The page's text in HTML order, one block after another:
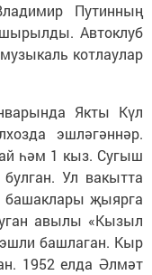
Путинның
Автоклуб
котлаулар
Якты Күл
эшләгәннәр.
һәм 1 кыз. Сугыш
Ул вакытта
башаклары җыярга
авылы «Кызыл
башлаган. Кыр
1952 елда Әлмәт